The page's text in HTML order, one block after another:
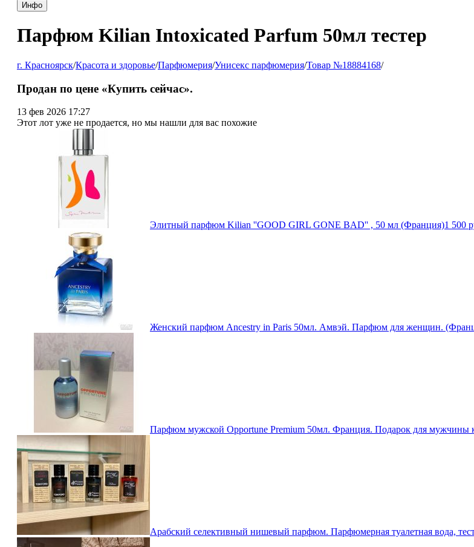
Инфо
Парфюм Kilian Intoxicated Parfum 50мл тестер
г. Красноярск/Красота и здоровье/Парфюмерия/Унисекс парфюмерия/Товар №18884168/
Продан по цене «Купить сейчас».
13 фев 2026 17:27
Этот лот уже не продается, но мы нашли для вас похожие
Элитный парфюм Kilian ''GOOD GIRL GONE BAD'' , 50 мл (Франция)1 500
Женский парфюм Ancestry in Paris 50мл. Амвэй. Парфюм для женщин.
Парфюм мужской Opportune Premium 50мл. Франция. Подарок для
Арабский селективный нишевый парфюм. Парфюмерная туалетная вода,